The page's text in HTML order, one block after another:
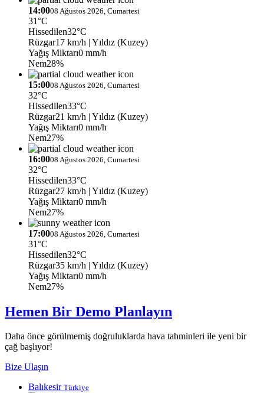
14:0008 Ağustos 2026, Cumartesi
31°C
Hissedilen32°C
Rüzgar17 km/h | Yıldız (Kuzey)
Yağış Miktarı0 mm/h
Nem28%
15:0008 Ağustos 2026, Cumartesi
32°C
Hissedilen33°C
Rüzgar21 km/h | Yıldız (Kuzey)
Yağış Miktarı0 mm/h
Nem27%
16:0008 Ağustos 2026, Cumartesi
32°C
Hissedilen33°C
Rüzgar27 km/h | Yıldız (Kuzey)
Yağış Miktarı0 mm/h
Nem27%
17:0008 Ağustos 2026, Cumartesi
31°C
Hissedilen32°C
Rüzgar35 km/h | Yıldız (Kuzey)
Yağış Miktarı0 mm/h
Nem27%
Hemen Bir Demo Planlayın
Daha önce görülmemiş doğruluklarda hava tahminleri ile yeni bir
çağ başlıyor!
Bize Ulaşın
Balıkesir Türkiye